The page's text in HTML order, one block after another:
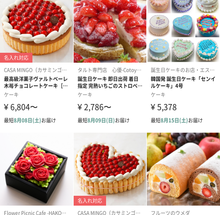
贈り物にも
御中元やお歳暮、様々なシーンのギフトにおすすめです。
「湯あがりの牛乳」から「湯あがりのチーズケーキ」へ。
大切なあの人へ感謝の気持ちを込めて、新感覚の湯上がりスイー
ツを贈りませんか。
商品詳細情報
外装サイズ
縦260mm×幅180mm×高さ90mm
賞味期限／消
費期限
発送日よりおよそ3か月以内
購入者最低保
60日